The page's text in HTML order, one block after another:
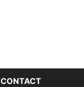
CONTACT